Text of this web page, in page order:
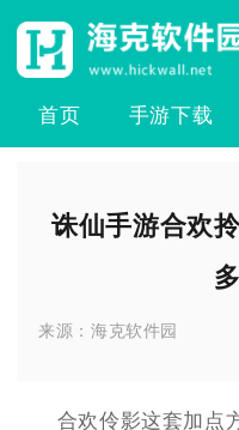
首页 手游下载
诛仙手游合欢
来源：海克软件园
合欢伶影这套加点